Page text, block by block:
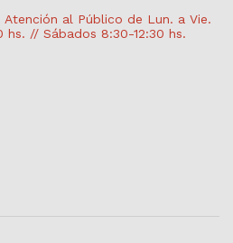
Atención al Público de Lun. a Vie.
hs. // Sábados 8:30-12:30 hs.